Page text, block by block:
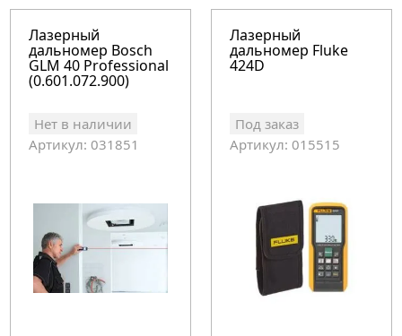
Лазерный
дальномер Bosch
GLM 40 Professional
(0.601.072.900)
Нет в наличии
Артикул: 031851
Лазерный
дальномер Fluke
424D
Под заказ
Артикул: 015515